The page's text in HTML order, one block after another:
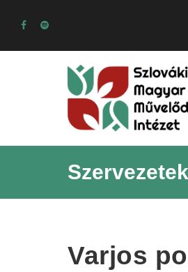
Szervezetek
Varjos